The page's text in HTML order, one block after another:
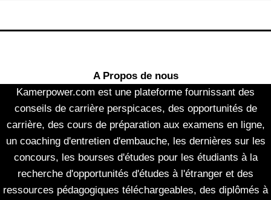
A Propos de nous
Kamerpower.com est une plateforme fournissant des
conseils de carrière perspicaces, des opportunités de
carrière, des cours de préparation aux examens en ligne,
un coaching d'entretien d'embauche, les dernières sur les
concours, les bourses d'études pour les étudiants à la
recherche d'opportunités d'études à l'étranger et des
ressources pédagogiques téléchargeables, des diplômés à